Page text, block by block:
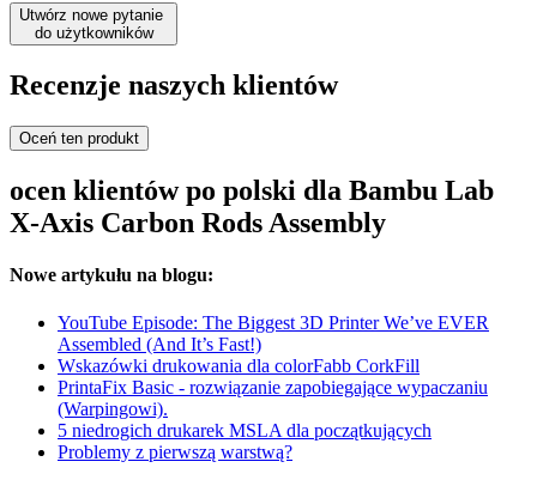
Utwórz nowe pytanie
do użytkowników
Recenzje naszych klientów
Oceń ten produkt
ocen klientów po polski dla Bambu Lab
X-Axis Carbon Rods Assembly
Nowe artykułu na blogu:
YouTube Episode: The Biggest 3D Printer We’ve EVER
Assembled (And It’s Fast!)
Wskazówki drukowania dla colorFabb CorkFill
PrintaFix Basic - rozwiązanie zapobiegające wypaczaniu
(Warpingowi).
5 niedrogich drukarek MSLA dla początkujących
Problemy z pierwszą warstwą?